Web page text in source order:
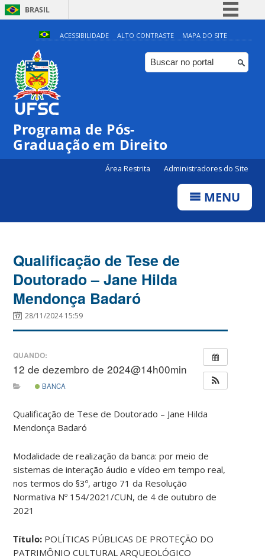
BRASIL
Simplifique!
Comunica BR
Participe
ACESSIBILIDADE ALTO CONTRASTE MAPA DO SITE
Programa de Pós-
Graduação em Direito
Área Restrita Administradores do Site
MENU
Qualificação de Tese de
Doutorado – Jane Hilda
Mendonça Badaró
28/11/2024 15:59
QUANDO:
12 de dezembro de 2024@14h00min
BANCA
Qualificação de Tese de Doutorado – Jane Hilda
Mendonça Badaró
Modalidade de realização da banca: por meio de
sistemas de interação áudio e vídeo em tempo real,
nos termos do §3º, artigo 71 da Resolução
Normativa Nº 154/2021/CUN, de 4 de outubro de
2021
Título: POLÍTICAS PÚBLICAS DE PROTEÇÃO DO
PATRIMÔNIO CULTURAL ARQUEOLÓGICO